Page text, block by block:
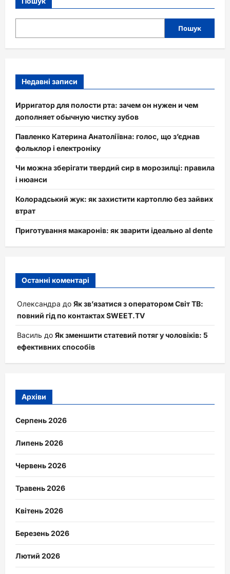
Пошук
Недавні записи
Ирригатор для полости рта: зачем он нужен и чем
дополняет обычную чистку зубов
Павленко Катерина Анатоліївна: голос, що з’єднав
фольклор і електроніку
Чи можна зберігати твердий сир в морозилці: правила
і нюанси
Колорадський жук: як захистити картоплю без зайвих
втрат
Приготування макаронів: як зварити ідеально al dente
Останні коментарі
Олександра до Як зв’язатися з оператором Світ ТВ:
повний гід по контактах SWEET.TV
Василь до Як зменшити статевий потяг у чоловіків: 5
ефективних способів
Архіви
Серпень 2026
Липень 2026
Червень 2026
Травень 2026
Квітень 2026
Березень 2026
Лютий 2026